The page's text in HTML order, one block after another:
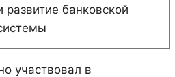
развитие банковской
участвовал в